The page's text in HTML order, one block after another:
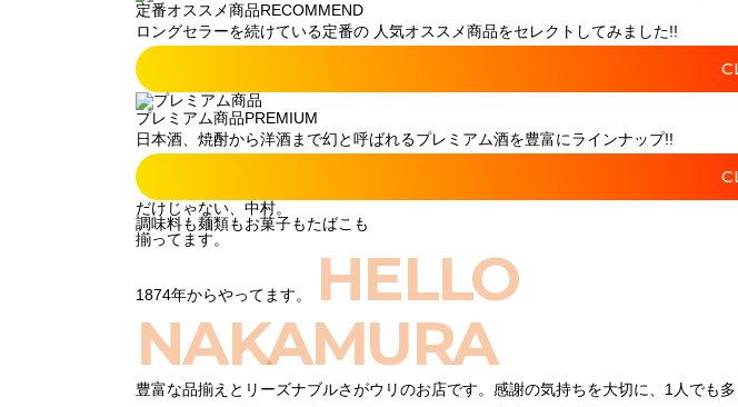
定番オススメ商品RECOMMEND
ロングセラーを続けている定番の 人気オススメ商品をセレクトしてみました!!
プレミアム商品PREMIUM
日本酒、焼酎から洋酒まで幻と呼ばれるプレミアム酒を豊富にラインナップ!!
だけじゃない、中村。
調味料も麺類もお菓子もたばこも
揃ってます。
1874年からやってます。
HELLO
NAKAMURA
豊富な品揃えとリーズナブルさがウリのお店です。感謝の気持ちを大切に、1人でも